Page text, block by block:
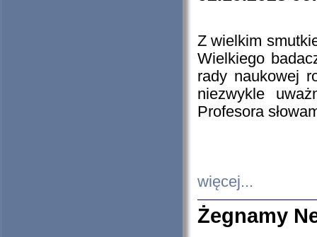
Z wielkim
Wielkiego
rady naukowej
niezwykle
Profesora
więcej...
Żegnamy